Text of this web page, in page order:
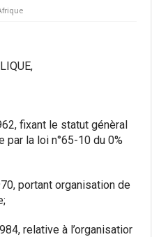
fixant le statut génèral
par la loi n°65-10 du 0%
portant organisation de
relative à l’organisatior